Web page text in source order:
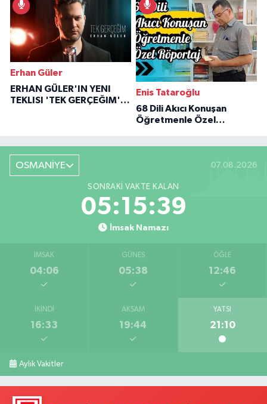
Erhan Güler
ERHAN GÜLER'IN YENI
TEKLISI 'TEK GERÇEĞIM'LE
Enis Tataroğlu
68 Dili Akıcı Konuşan
Öğretmenle Özel
OSMANİYE 07.08.2026
SONRAKI VAKTE KALAN
05:15:38
İmsak Namazı
İMSAK
04:06
GÜNEŞ
05:38
ÖĞLE
12:46
İKINDI
16:33
AKŞAM
19:44
YATSI
21:10
Aylık Vakitler